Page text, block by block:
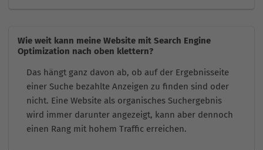
Wie weit kann meine Website mit Search Engine
Optimization nach oben klettern?
Das hängt ganz davon ab, ob auf der Ergebnisseite
einer Suche bezahlte Anzeigen zu finden sind oder
nicht. Eine Website als organisches Suchergebnis
wird immer darunter angezeigt, kann aber dennoch
einen Rang mit hohem Traffic erreichen.